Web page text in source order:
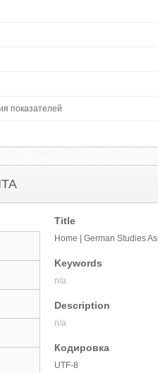
показателей
Title
Home | German Studies
Keywords
n/a
Description
n/a
Кодировка
UTF-8